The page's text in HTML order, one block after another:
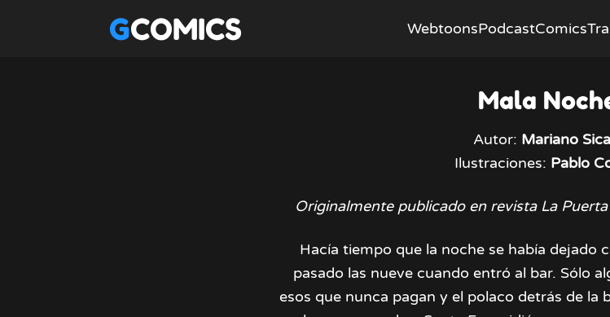
GCOMICS WebtoonsPodcastComics
Mala
Autor: Mariano
Ilustraciones: Pablo
Originalmente publicado en revista La
Hacía tiempo que la noche se había dejado
pasado las nueve cuando entró al bar. Sólo
esos que nunca pagan y el polaco detrás de la